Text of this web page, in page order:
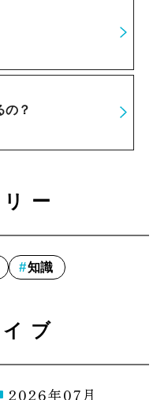
の？
ー
知識
ブ
2026年07月